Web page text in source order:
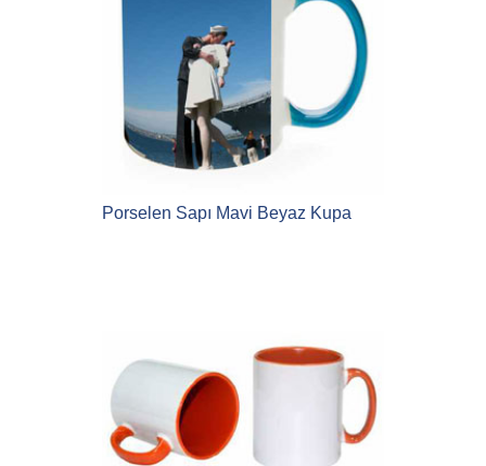
Porselen Sapı Mavi Beyaz Kupa